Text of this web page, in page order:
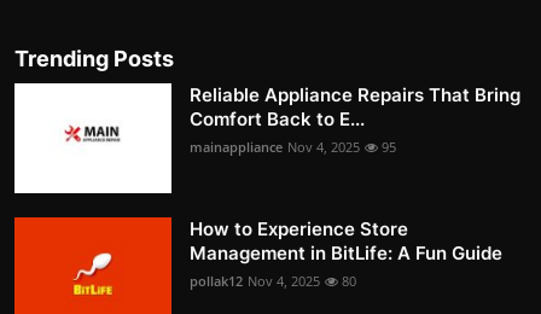
Trending Posts
Reliable Appliance Repairs That Bring
Comfort Back to E...
mainappliance Nov 4, 2025 95
How to Experience Store
Management in BitLife: A Fun Guide
pollak12 Nov 4, 2025 80